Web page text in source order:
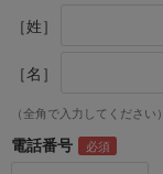
［姓］
［名］
（全角で入力してください）
電話番号